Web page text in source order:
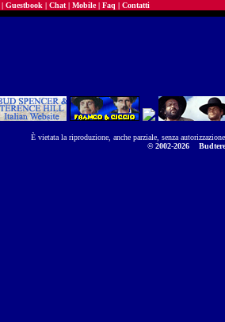
| Guestbook | Chat | Mobile| Faq | Contatti
È vietata la riproduzione, anche parziale, senza
© 2002-2026